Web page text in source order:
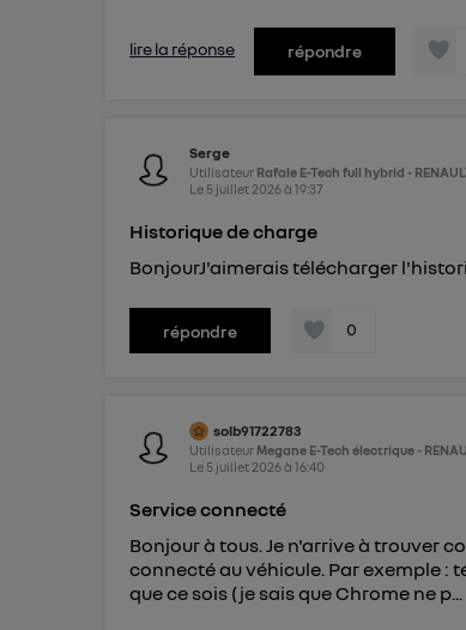
lire la réponse répondre
Serge
Utilisateur Rafale E-Tech full hybrid -
Le 5 juillet 2026à19:37
Historique de charge
BonjourJ'aimerais télécharger
répondre 0
solb91722783
Utilisateur Megane E-Tech électrique -
Le 5 juillet 2026à16:40
Service connecté
Bonjour à tous. Je n'arrive à trouver
connecté au véhicule. Par exemple :
que ce sois (je sais que Chrome ne p...